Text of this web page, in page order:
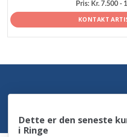
Pris: Kr. 7.500 -
KONTAKT
Dette er den seneste
i Ringe